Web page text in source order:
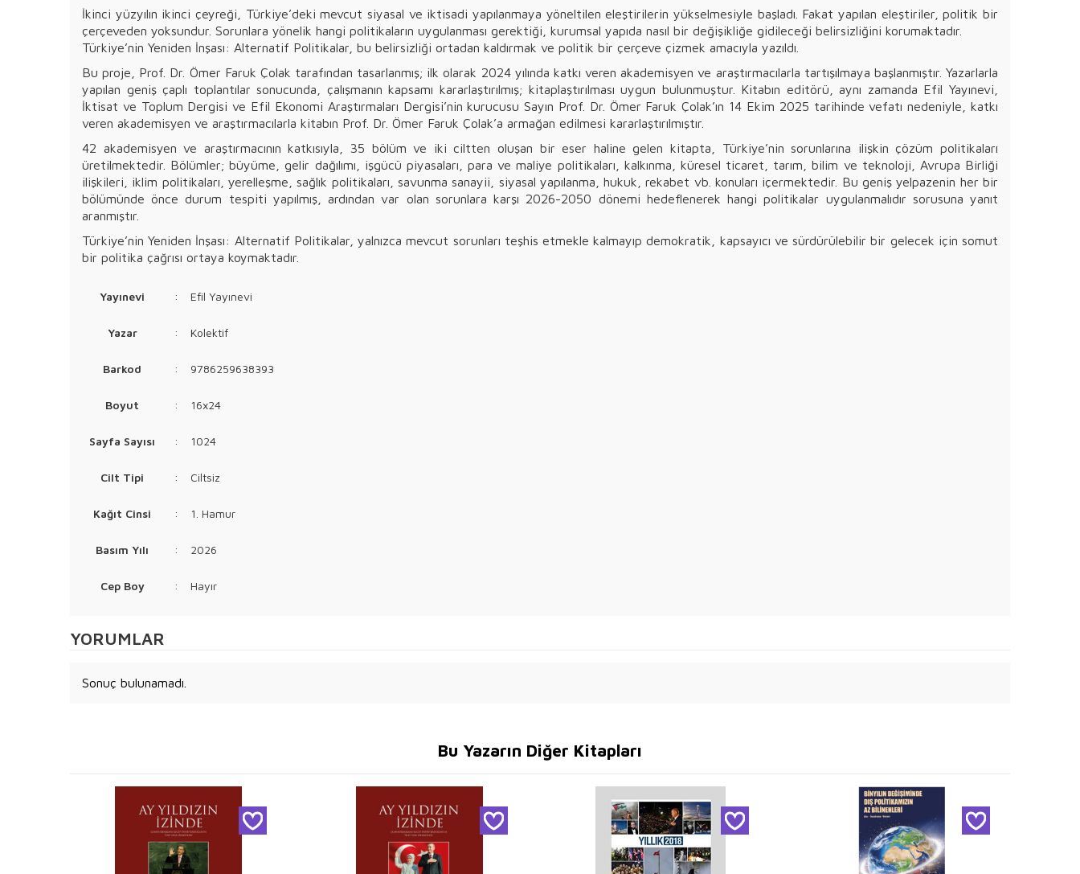
İkinci yüzyılın ikinci çeyreği, Türkiye’deki mevcut siyasal ve iktisadi yapılanmaya yöneltilen eleştirilerin yükselmesiyle başladı. Fakat yapılan eleştiriler, politik bir
çerçeveden yoksundur. Sorunlara yönelik hangi politikaların uygulanması gerektiği, kurumsal yapıda nasıl bir değişikliğe gidileceği belirsizliğini korumaktadır.
Türkiye’nin Yeniden İnşası: Alternatif Politikalar, bu belirsizliği ortadan kaldırmak ve politik bir çerçeve çizmek amacıyla yazıldı.
Bu proje, Prof. Dr. Ömer Faruk Çolak tarafından tasarlanmış; ilk olarak 2024 yılında katkı veren akademisyen ve araştırmacılarla tartışılmaya başlanmıştır. Yazarlarla
yapılan geniş çaplı toplantılar sonucunda, çalışmanın kapsamı kararlaştırılmış; kitaplaştırılması uygun bulunmuştur. Kitabın editörü, aynı zamanda Efil Yayınevi,
İktisat ve Toplum Dergisi ve Efil Ekonomi Araştırmaları Dergisi’nin kurucusu Sayın Prof. Dr. Ömer Faruk Çolak’ın 14 Ekim 2025 tarihinde vefatı nedeniyle, katkı
veren akademisyen ve araştırmacılarla kitabın Prof. Dr. Ömer Faruk Çolak’a armağan edilmesi kararlaştırılmıştır.
42 akademisyen ve araştırmacının katkısıyla, 35 bölüm ve iki ciltten oluşan bir eser haline gelen kitapta, Türkiye’nin sorunlarına ilişkin çözüm politikaları
üretilmektedir. Bölümler; büyüme, gelir dağılımı, işgücü piyasaları, para ve maliye politikaları, kalkınma, küresel ticaret, tarım, bilim ve teknoloji, Avrupa Birliği
ilişkileri, iklim politikaları, yerelleşme, sağlık politikaları, savunma sanayii, siyasal yapılanma, hukuk, rekabet vb. konuları içermektedir. Bu geniş yelpazenin her bir
bölümünde önce durum tespiti yapılmış, ardından var olan sorunlara karşı 2026-2050 dönemi hedeflenerek hangi politikalar uygulanmalıdır sorusuna yanıt
aranmıştır.
Türkiye’nin Yeniden İnşası: Alternatif Politikalar, yalnızca mevcut sorunları teşhis etmekle kalmayıp demokratik, kapsayıcı ve sürdürülebilir bir gelecek için somut
bir politika çağrısı ortaya koymaktadır.
Yayınevi : Efil Yayınevi
Yazar : Kolektif
Barkod : 9786259638393
Boyut : 16x24
Sayfa Sayısı : 1024
Cilt Tipi : Ciltsiz
Kağıt Cinsi : 1. Hamur
Basım Yılı : 2026
Cep Boy : Hayır
YORUMLAR
Sonuç bulunamadı.
Bu Yazarın Diğer Kitapları